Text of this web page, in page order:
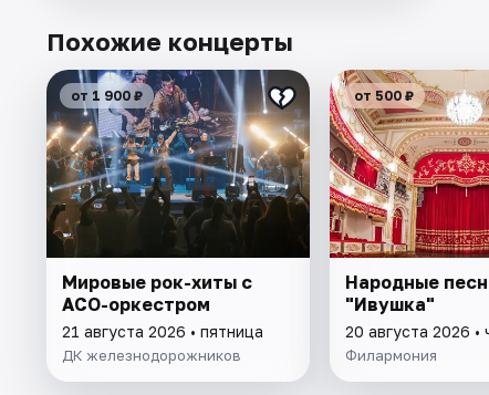
Похожие концерты
от 1 900 ₽
Мировые рок-хиты с
АСО-оркестром
21 августа 2026 • пятница
ДК железнодорожников
от 500 ₽
Народные
"Ивушка"
20 августа 2026 •
Филармония